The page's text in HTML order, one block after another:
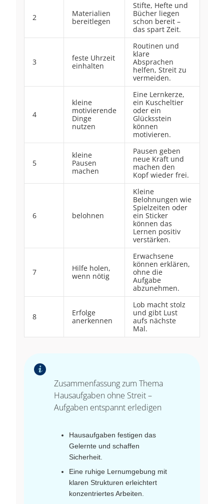
2
Materialien
bereitlegen
Stifte, Hefte und
Bücher liegen
schon bereit –
das spart Zeit.
3
feste Uhrzeit
einhalten
Routinen und
klare
Absprachen
helfen, Streit zu
vermeiden.
4
kleine
motivierende
Dinge
nutzen
Eine Lernkerze,
ein Kuscheltier
oder ein
Glücksstein
können
motivieren.
5
kleine
Pausen
machen
Pausen geben
neue Kraft und
machen den
Kopf wieder frei.
6 belohnen
Kleine
Belohnungen wie
Spielzeiten oder
ein Sticker
können das
Lernen positiv
verstärken.
7
Hilfe holen,
wenn nötig
Erwachsene
können erklären,
ohne die
Aufgabe
abzunehmen.
8
Erfolge
anerkennen
Lob macht stolz
und gibt Lust
aufs nächste
Mal.
Zusammenfassung zum Thema
Hausaufgaben ohne Streit –
Aufgaben entspannt erledigen
Hausaufgaben festigen das
Gelernte und schaffen
Sicherheit.
Eine ruhige Lernumgebung mit
klaren Strukturen erleichtert
konzentriertes Arbeiten.